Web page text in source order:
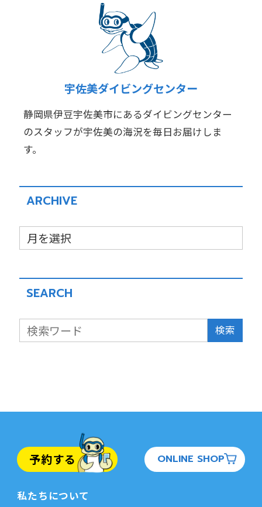
宇佐美ダイビングセンター
静岡県伊豆宇佐美市にあるダイビングセンター
のスタッフが宇佐美の海況を毎日お届けしま
す。
ARCHIVE
SEARCH
検索
予約する ONLINE SHOP
私たちについて